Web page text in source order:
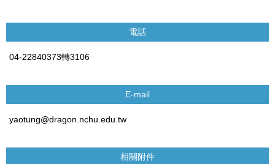
電話
04-22840373轉3106
E-mail
yaotung@dragon.nchu.edu.tw
相關附件